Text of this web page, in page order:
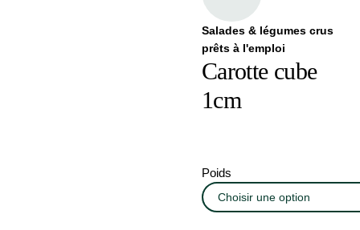
Salades & légumes crus
prêts à l'emploi
Carotte cube
1cm
Poids